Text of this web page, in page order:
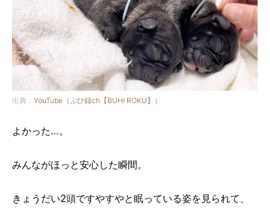
出典： YouTube（ぶひ録ch【BUHI ROKU】）
よかった…。
みんながほっと安心した瞬間。
きょうだい2頭ですやすやと眠っている姿を見られて、